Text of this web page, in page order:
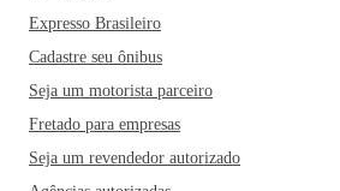
Expresso Brasileiro
Cadastre seu ônibus
Seja um motorista parceiro
Fretado para empresas
Seja um revendedor autorizado